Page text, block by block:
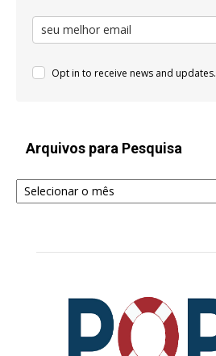
Opt in to receive news and updates.
Arquivos para Pesquisa
Arquivos
para